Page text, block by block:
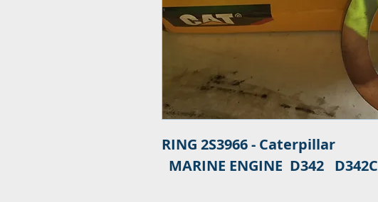
RING 2S3966 - Caterpillar
MARINE ENGINE D342